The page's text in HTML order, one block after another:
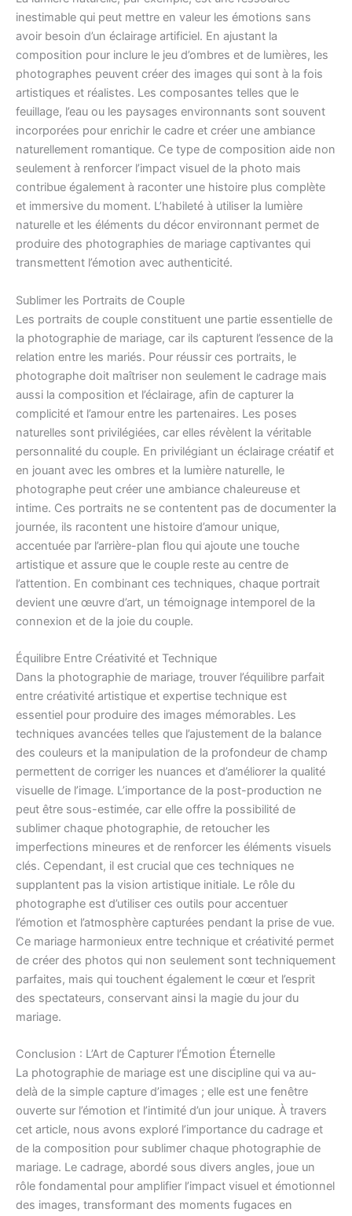
inestimable qui peut mettre en valeur les émotions sans
avoir besoin d’un éclairage artificiel. En ajustant la
composition pour inclure le jeu d’ombres et de lumières, les
photographes peuvent créer des images qui sont à la fois
artistiques et réalistes. Les composantes telles que le
feuillage, l’eau ou les paysages environnants sont souvent
incorporées pour enrichir le cadre et créer une ambiance
naturellement romantique. Ce type de composition aide non
seulement à renforcer l’impact visuel de la photo mais
contribue également à raconter une histoire plus complète
et immersive du moment. L’habileté à utiliser la lumière
naturelle et les éléments du décor environnant permet de
produire des photographies de mariage captivantes qui
transmettent l’émotion avec authenticité.
Sublimer les Portraits de Couple
Les portraits de couple constituent une partie essentielle de
la photographie de mariage, car ils capturent l’essence de la
relation entre les mariés. Pour réussir ces portraits, le
photographe doit maîtriser non seulement le cadrage mais
aussi la composition et l’éclairage, afin de capturer la
complicité et l’amour entre les partenaires. Les poses
naturelles sont privilégiées, car elles révèlent la véritable
personnalité du couple. En privilégiant un éclairage créatif et
en jouant avec les ombres et la lumière naturelle, le
photographe peut créer une ambiance chaleureuse et
intime. Ces portraits ne se contentent pas de documenter la
journée, ils racontent une histoire d’amour unique,
accentuée par l’arrière-plan flou qui ajoute une touche
artistique et assure que le couple reste au centre de
l’attention. En combinant ces techniques, chaque portrait
devient une œuvre d’art, un témoignage intemporel de la
connexion et de la joie du couple.
Équilibre Entre Créativité et Technique
Dans la photographie de mariage, trouver l’équilibre parfait
entre créativité artistique et expertise technique est
essentiel pour produire des images mémorables. Les
techniques avancées telles que l’ajustement de la balance
des couleurs et la manipulation de la profondeur de champ
permettent de corriger les nuances et d’améliorer la qualité
visuelle de l’image. L’importance de la post-production ne
peut être sous-estimée, car elle offre la possibilité de
sublimer chaque photographie, de retoucher les
imperfections mineures et de renforcer les éléments visuels
clés. Cependant, il est crucial que ces techniques ne
supplantent pas la vision artistique initiale. Le rôle du
photographe est d’utiliser ces outils pour accentuer
l’émotion et l’atmosphère capturées pendant la prise de vue.
Ce mariage harmonieux entre technique et créativité permet
de créer des photos qui non seulement sont techniquement
parfaites, mais qui touchent également le cœur et l’esprit
des spectateurs, conservant ainsi la magie du jour du
mariage.
Conclusion : L’Art de Capturer l’Émotion Éternelle
La photographie de mariage est une discipline qui va au-
delà de la simple capture d’images ; elle est une fenêtre
ouverte sur l’émotion et l’intimité d’un jour unique. À travers
cet article, nous avons exploré l’importance du cadrage et
de la composition pour sublimer chaque photographie de
mariage. Le cadrage, abordé sous divers angles, joue un
rôle fondamental pour amplifier l’impact visuel et émotionnel
des images, transformant des moments fugaces en